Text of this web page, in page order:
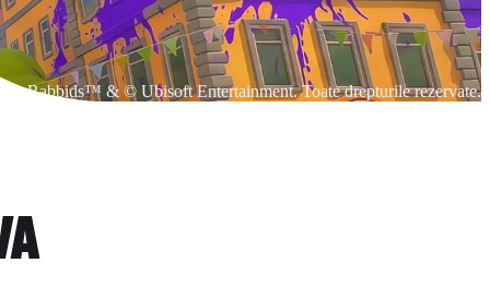
Rabbids™ & © Ubisoft Entertainment. Toate drepturile rezervate.